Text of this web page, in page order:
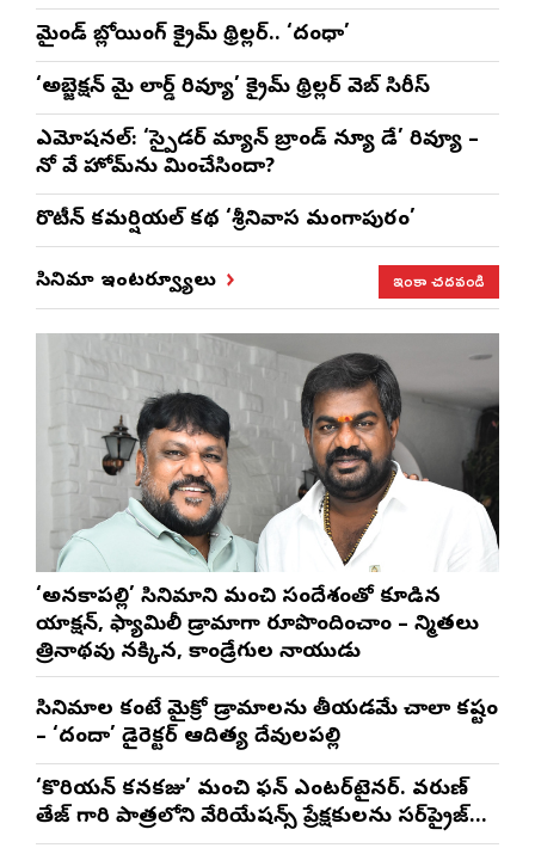
మైండ్ బ్లోయింగ్ క్రైమ్ థ్రిల్లర్.. ‘దంధా’
‘అబ్జెక్ష‌న్ మై లార్డ్ రివ్యూ’ క్రైమ్ థ్రిల్ల‌ర్ వెబ్ సిరీస్
ఎమోష‌న‌ల్‌: ‘స్పైడర్ మ్యాన్ బ్రాండ్ న్యూ డే’ రివ్యూ –
నో వే హోమ్‌ను మించేసిందా?
రొటీన్‌ కమర్షియల్‌ కథ ‘శ్రీనివాస మంగాపురం’
సినిమా ఇంటర్వ్యూలు ఇంకా చదవండి
‘అనకాపల్లి’ సినిమాని మంచి సందేశంతో కూడిన
యాక్షన్, ఫ్యామిలీ డ్రామాగా రూపొందించాం – నిర్మాతలు
త్రినాథరావు నక్కిన, కాండ్రేగుల నాయుడు
సినిమాల కంటే మైక్రో డ్రామాలను తీయడమే చాలా కష్టం
– ‘దందా’ డైరెక్ట‌ర్ ఆదిత్య దేవులపల్లి
‘కొరియన్ కనకరాజు’ మంచి ఫన్ ఎంటర్‌టైనర్. వరుణ్
తేజ్ గారి పాత్రలోని వేరియేషన్స్ ప్రేక్షకులను సర్‌ప్రైజ్